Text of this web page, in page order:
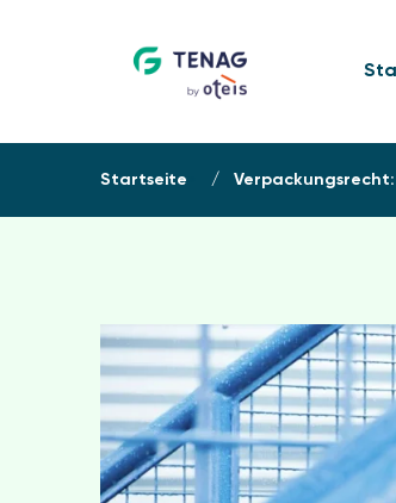
Startseite